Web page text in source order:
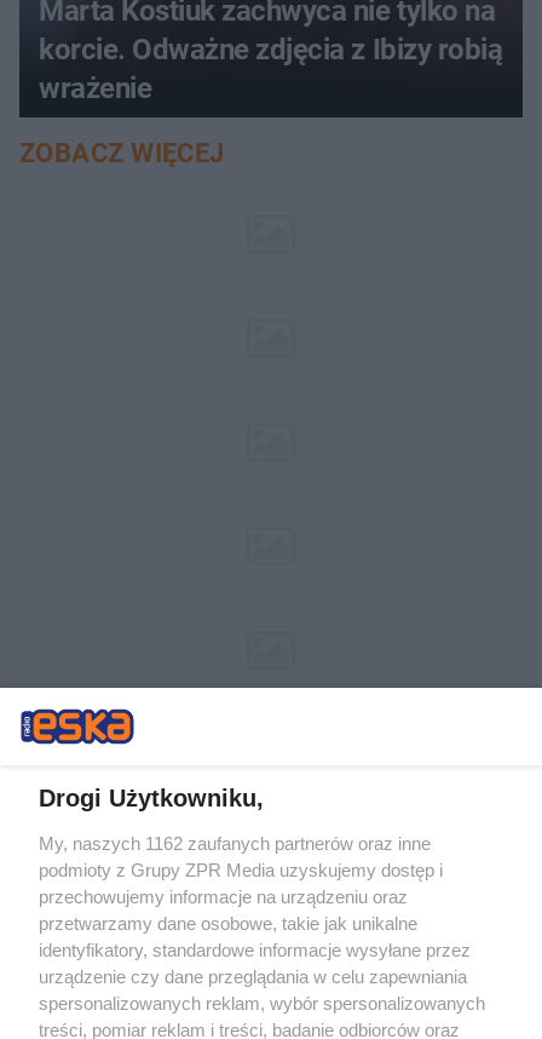
Marta Kostiuk zachwyca nie tylko na
korcie. Odważne zdjęcia z Ibizy robią
wrażenie
ZOBACZ WIĘCEJ
Żaden utwór zamieszczony w serwisie nie może być powielany i
rozpowszechniany lub dalej rozpowszechniany w jakikolwiek sposób (w
tym także elektroniczny lub mechaniczny) na jakimkolwiek polu
eksploatacji w jakiejkolwiek formie, włącznie z umieszczaniem w
Internecie bez pisemnej zgody właściciela praw. Jakiekolwiek użycie lub
wykorzystanie utworów w całości lub w części z naruszeniem prawa,
tzn. bez właściwej zgody, jest zabronione pod groźbą kary i może być
ścigane prawnie.
Drogi Użytkowniku,
My, naszych 1162 zaufanych partnerów oraz inne
podmioty z Grupy ZPR Media uzyskujemy dostęp i
przechowujemy informacje na urządzeniu oraz
przetwarzamy dane osobowe, takie jak unikalne
identyfikatory, standardowe informacje wysyłane przez
urządzenie czy dane przeglądania w celu zapewniania
spersonalizowanych reklam, wybór spersonalizowanych
treści, pomiar reklam i treści, badanie odbiorców oraz